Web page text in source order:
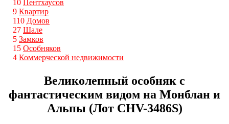
10 Пентхаусов
9 Квартир
110 Домов
27 Шале
5 Замков
15 Особняков
4 Коммерческой недвижимости
Великолепный особняк с
фантастическим видом на Монблан и
Альпы (Лот CHV-3486S)